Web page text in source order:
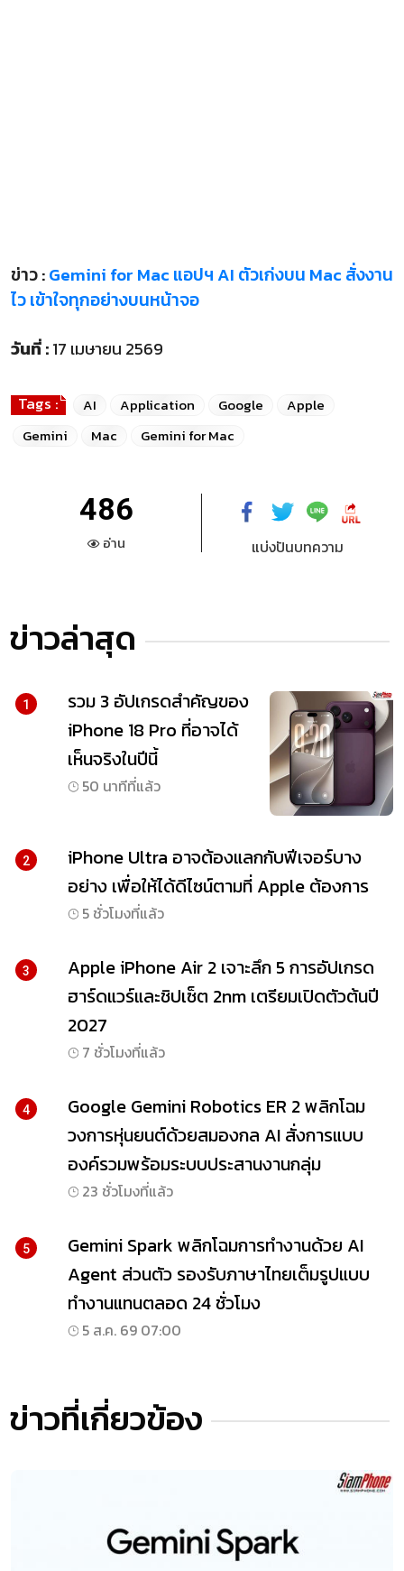
ข่าว :Gemini for Mac แอปฯ AI ตัวเก่งบน Mac สั่งงาน
ไว เข้าใจทุกอย่างบนหน้าจอ
วันที่ :17 เมษายน 2569
Tags : AI Application Google
Apple
Gemini
Mac Gemini for Mac
486
อ่าน แบ่งปันบทความ
ข่าวล่าสุด
1
รวม 3 อัปเกรดสำคัญของ
iPhone 18 Pro ที่อาจได้
เห็นจริงในปีนี้
50 นาทีที่แล้ว
2
iPhone Ultra อาจต้องแลกกับฟีเจอร์บาง
อย่าง เพื่อให้ได้ดีไซน์ตามที่ Apple ต้องการ
5 ชั่วโมงที่แล้ว
3
Apple iPhone Air 2 เจาะลึก 5 การอัปเกรด
ฮาร์ดแวร์และชิปเซ็ต 2nm เตรียมเปิดตัวต้นปี
2027
7 ชั่วโมงที่แล้ว
4
Google Gemini Robotics ER 2 พลิกโฉม
วงการหุ่นยนต์ด้วยสมองกล AI สั่งการแบบ
องค์รวมพร้อมระบบประสานงานกลุ่ม
23 ชั่วโมงที่แล้ว
5
Gemini Spark พลิกโฉมการทำงานด้วย AI
Agent ส่วนตัว รองรับภาษาไทยเต็มรูปแบบ
ทำงานแทนตลอด 24 ชั่วโมง
5 ส.ค. 69 07:00
ข่าวที่เกี่ยวข้อง